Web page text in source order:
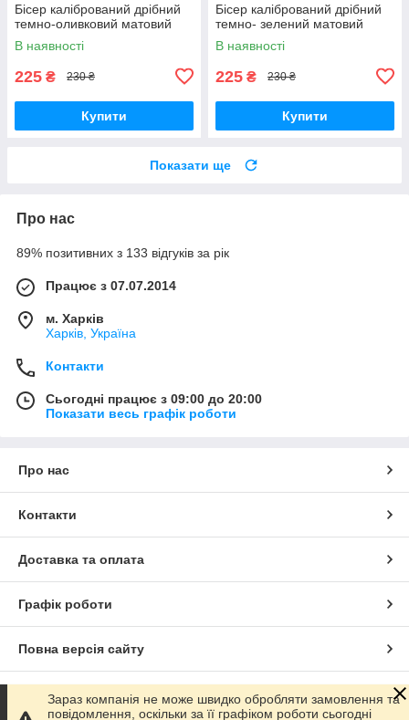
Бісер калібрований дрібний
темно-оливковий матовий
В наявності
225 ₴ 230 ₴
Купити
Бісер калібрований дрібний
темно- зелений матовий
В наявності
225 ₴ 230 ₴
Купити
Показати ще
Про нас
89% позитивних з 133 відгуків за рік
Працює з 07.07.2014
м. Харків
Харків, Україна
Контакти
Сьогодні працює з 09:00 до 20:00
Показати весь графік роботи
Про нас
Контакти
Доставка та оплата
Графік роботи
Повна версія сайту
Сайт створено на маркетплейсі Prom.ua
Зараз компанія не може швидко обробляти замовлення та
повідомлення, оскільки за її графіком роботи сьогодні